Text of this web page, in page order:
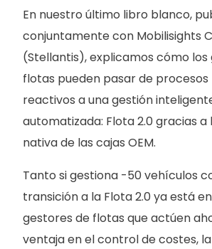
En nuestro último libro blanco,
conjuntamente con Mobilisights
(Stellantis), explicamos cómo
flotas pueden pasar de procesos
reactivos a una gestión
automatizada: Flota 2.0 gracias
nativa de las cajas OEM.
Tanto si gestiona -50 vehículos
transición a la Flota 2.0 ya está
gestores de flotas que actúen
ventaja en el control de costes, la